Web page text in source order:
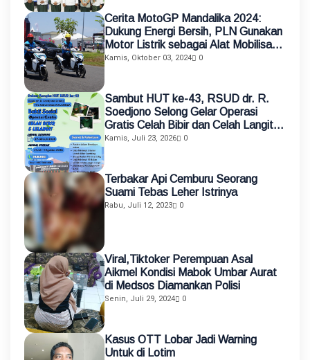
Cerita MotoGP Mandalika 2024:
Dukung Energi Bersih, PLN Gunakan
Motor Listrik sebagai Alat Mobilisasi
Petugas
Kamis, Oktober 03, 2024 0
Sambut HUT ke-43, RSUD dr. R.
Soedjono Selong Gelar Operasi
Gratis Celah Bibir dan Celah Langit-
Langit
Kamis, Juli 23, 2026 0
Terbakar Api Cemburu Seorang
Suami Tebas Leher Istrinya
Rabu, Juli 12, 2023 0
Viral,Tiktoker Perempuan Asal
Aikmel Kondisi Mabok Umbar Aurat
di Medsos Diamankan Polisi
Senin, Juli 29, 2024 0
Kasus OTT Lobar Jadi Warning
Untuk di Lotim